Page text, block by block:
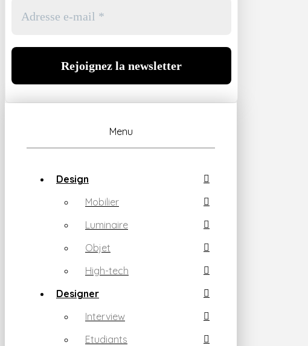
Menu
Design
Mobilier
Luminaire
Objet
High-tech
Designer
Interview
Etudiants